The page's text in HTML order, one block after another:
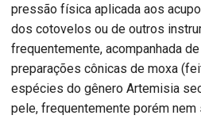
pressão física aplicada aos
dos cotovelos ou de outros
frequentemente, acompanhada
preparações cônicas de moxa
espécies do gênero Artemisia
pele, frequentemente porém